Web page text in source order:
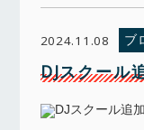
2024.11.08 ブ
DJスクール